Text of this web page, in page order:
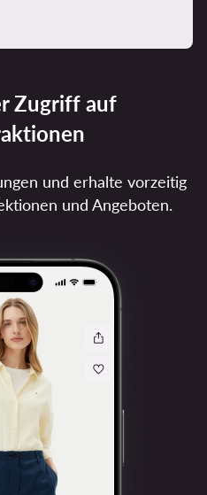
Zugriff auf
und erhalte vorzeitig
und Angeboten.